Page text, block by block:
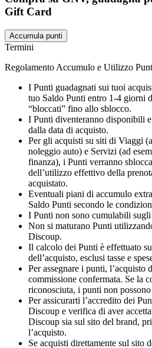
Gift Card
Accumula punti
Termini
Regolamento Accumulo e Utilizzo
I Punti guadagnati sui tuoi
tuo Saldo Punti entro 1-4 giorni
“bloccati” fino allo sblocco.
I Punti diventeranno disponibili
dalla data di acquisto.
Per gli acquisti su siti di Viaggi
noleggio auto) e Servizi (ad
finanza), i Punti verranno
dell’utilizzo effettivo della
acquistato.
Eventuali piani di accumulo
Saldo Punti secondo le
I Punti non sono cumulabili
Non si maturano Punti
Discoup.
Il calcolo dei Punti è effettuato
dell’acquisto, esclusi tasse e
Per assegnare i punti, l’acquisto
commissione confermata. Se la
riconosciuta, i punti non possono
Per assicurarti l’accredito dei
Discoup e verifica di aver
Discoup sia sul sito del brand,
l’acquisto.
Se acquisti direttamente sul sito